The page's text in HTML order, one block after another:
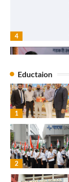
4
1
Eductaion
1
2